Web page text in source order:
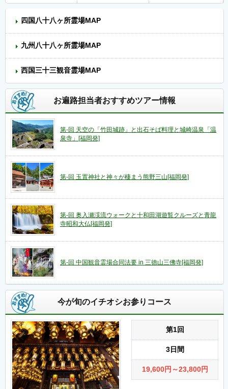
四国八十八ヶ所霊場MAP
九州八十八ヶ所霊場MAP
西国三十三観音霊場MAP
お遍路担当者おすすめツアー情報
第-回 天空の「竹田城跡」と出石そば料理と城崎温泉「温
泉寺」[福岡発]
第-回 玉置神社と神々が棲まう熊野三山[福岡発]
第-回 奥入瀬渓流ウォークと十和田湖遊覧クルーズと青龍
寺昭和大仏[福岡発]
第-回 中国観音霊場合同法要 in 三徳山三佛寺[福岡発]
今が旬のイチオシお参りコース
第1回
3日間
19,600円 ～23,800円